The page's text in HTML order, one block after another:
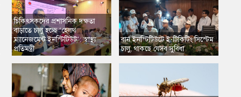
চিকিৎসকদের প্রশাসনিক দক্ষতা
বাড়াতে চালু হচ্ছে ‘হেলথ
ম্যানেজমেন্ট ইনস্টিটিউট’: স্বাস্থ্য
প্রতিমন্ত্রী
বার্ন ইনস্টিটিউটে ই-টিকিটিং সিস্টেম
চালু, থাকছে যেসব সুবিধা